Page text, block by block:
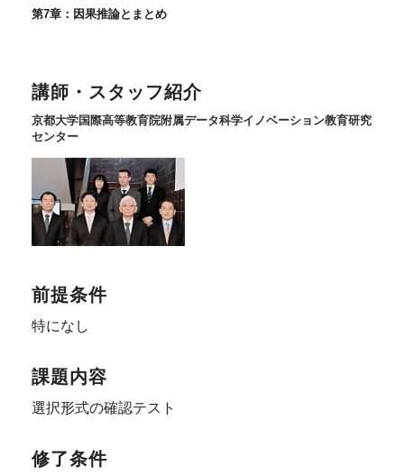
第7章：因果推論とまとめ
講師・スタッフ紹介
京都大学国際高等教育院附属データ科学イノベーション教育研究
センター
前提条件
特になし
課題内容
選択形式の確認テスト
修了条件